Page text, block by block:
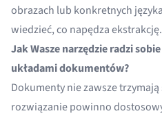
obrazach lub konkretnych
wiedzieć, co napędza ekstrakcję.
Jak Wasze narzędzie radzi
układami dokumentów?
Dokumenty nie zawsze
rozwiązanie powinno